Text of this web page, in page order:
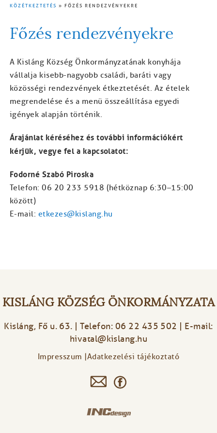
MORZSA
KÖZÉTKEZTETÉS FŐZÉS RENDEZVÉNYEKRE
Főzés rendezvényekre
A Kisláng Község Önkormányzatának konyhája
vállalja kisebb-nagyobb családi, baráti vagy
közösségi rendezvények étkeztetését. Az ételek
megrendelése és a menü összeállítása egyedi
igények alapján történik.
Árajánlat kéréséhez és további információkért
kérjük, vegye fel a kapcsolatot:
Fodorné Szabó Piroska
Telefon: 06 20 233 5918 (hétköznap 6:30–15:00
között)
E-mail: etkezes@kislang.hu
KISLÁNG KÖZSÉG ÖNKORMÁNYZATA
Kisláng, Fő u. 63. | Telefon: 06 22 435 502 | E-mail:
hivatal@kislang.hu
Footer
menu
Impresszum Adatkezelési tájékoztató